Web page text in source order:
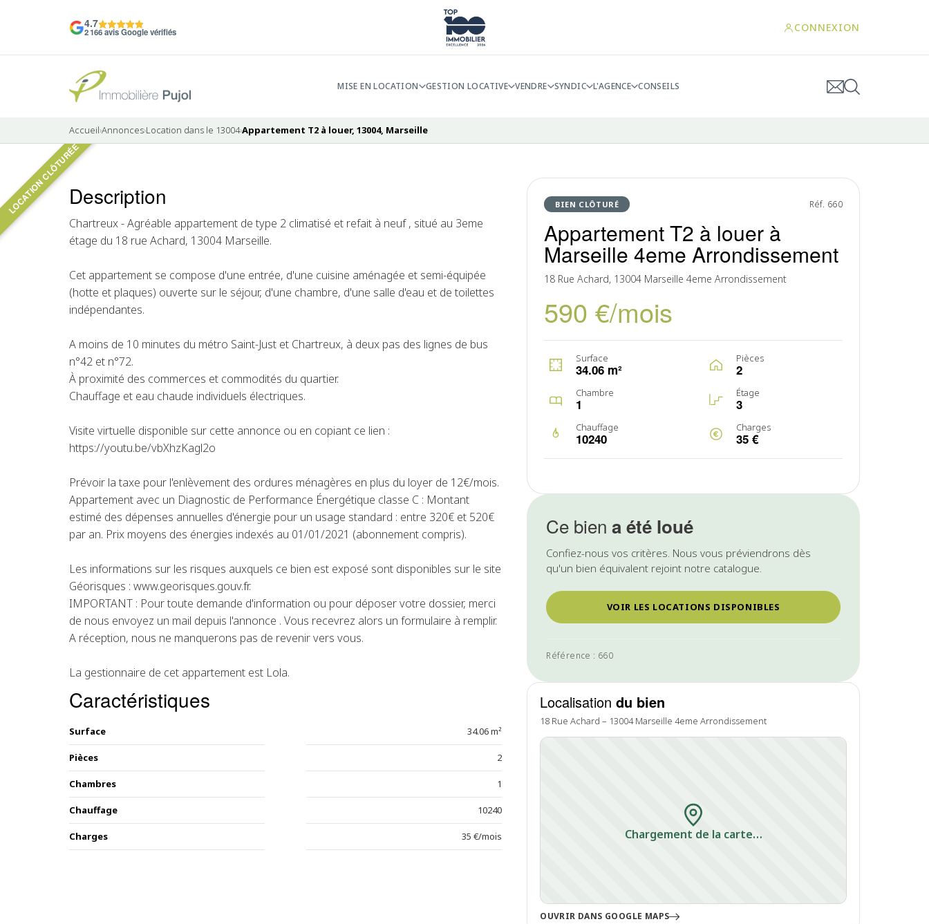
4.7
2 166 avis Google vérifiés CONNEXION
MISE EN LOCATION GESTION LOCATIVE VENDRE SYNDIC L'AGENCE CONSEILS
Accueil›Annonces›Location dans le 13004›Appartement T2 à louer, 13004, Marseille
LOCATION CLÔTURÉE BIEN CLÔTURÉ Réf. 660
Appartement T2 à louer à
Marseille 4eme Arrondissement
18 Rue Achard, 13004 Marseille 4eme Arrondissement
590 €/mois
Surface
34.06 m²
Pièces
2
Chambre
1
Étage
3
Chauffage
10240
Charges
35 €
Ce biena été loué
Confiez-nous vos critères. Nous vous préviendrons dès
qu'un bien équivalent rejoint notre catalogue.
VOIR LES LOCATIONS DISPONIBLES
Référence : 660
Localisationdu bien
18 Rue Achard – 13004 Marseille 4eme Arrondissement
Chargement de la carte…
OUVRIR DANS GOOGLE MAPS
LOUÉ
Description
Chartreux - Agréable appartement de type 2 climatisé et refait à neuf , situé au 3eme
étage du 18 rue Achard, 13004 Marseille.
Cet appartement se compose d'une entrée, d'une cuisine aménagée et semi-équipée
(hotte et plaques) ouverte sur le séjour, d'une chambre, d'une salle d'eau et de toilettes
indépendantes.
A moins de 10 minutes du métro Saint-Just et Chartreux, à deux pas des lignes de bus
n°42 et n°72.
À proximité des commerces et commodités du quartier.
Chauffage et eau chaude individuels électriques.
Visite virtuelle disponible sur cette annonce ou en copiant ce lien :
https://youtu.be/vbXhzKagl2o
Prévoir la taxe pour l'enlèvement des ordures ménagères en plus du loyer de 12€/mois.
Appartement avec un Diagnostic de Performance Énergétique classe C : Montant
estimé des dépenses annuelles d'énergie pour un usage standard : entre 320€ et 520€
par an. Prix moyens des énergies indexés au 01/01/2021 (abonnement compris).
Les informations sur les risques auxquels ce bien est exposé sont disponibles sur le site
Géorisques : www.georisques.gouv.fr.
IMPORTANT : Pour toute demande d'information ou pour déposer votre dossier, merci
de nous envoyez un mail depuis l'annonce . Vous recevrez alors un formulaire à remplir.
A réception, nous ne manquerons pas de revenir vers vous.
La gestionnaire de cet appartement est Lola.
Caractéristiques
Surface 34.06 m²
Pièces 2
Chambres 1
Chauffage 10240
Charges 35 €/mois